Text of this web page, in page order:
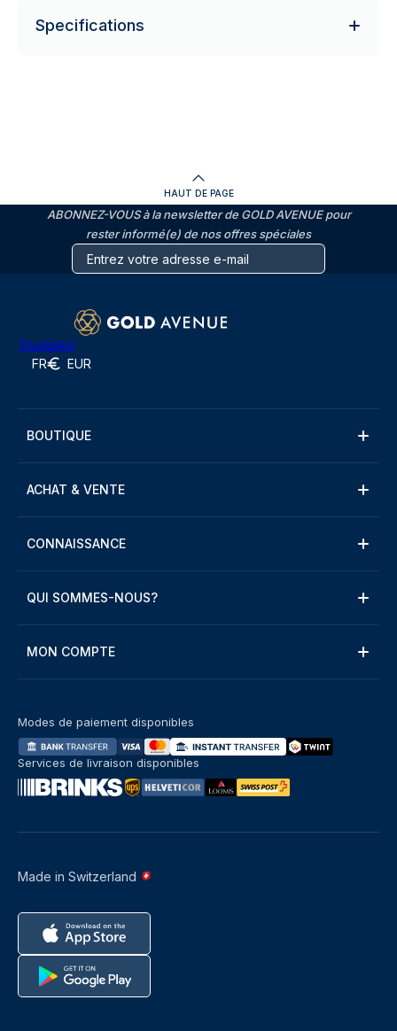
Specifications
HAUT DE PAGE
ABONNEZ-VOUS à la newsletter de GOLD AVENUE pour
rester informé(e) de nos offres spéciales
Trustpilot
FR EUR
BOUTIQUE
ACHAT & VENTE
CONNAISSANCE
QUI SOMMES-NOUS?
MON COMPTE
Made in Switzerland
Modes de paiement disponibles
Services de livraison disponibles